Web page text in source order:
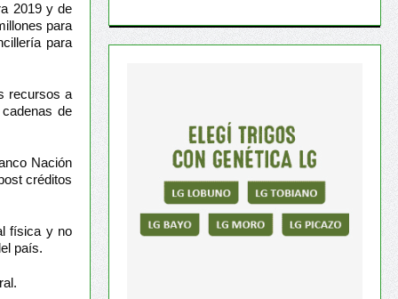
2019 y de
para
para
recursos a
de
Nación
créditos
física y no
país.